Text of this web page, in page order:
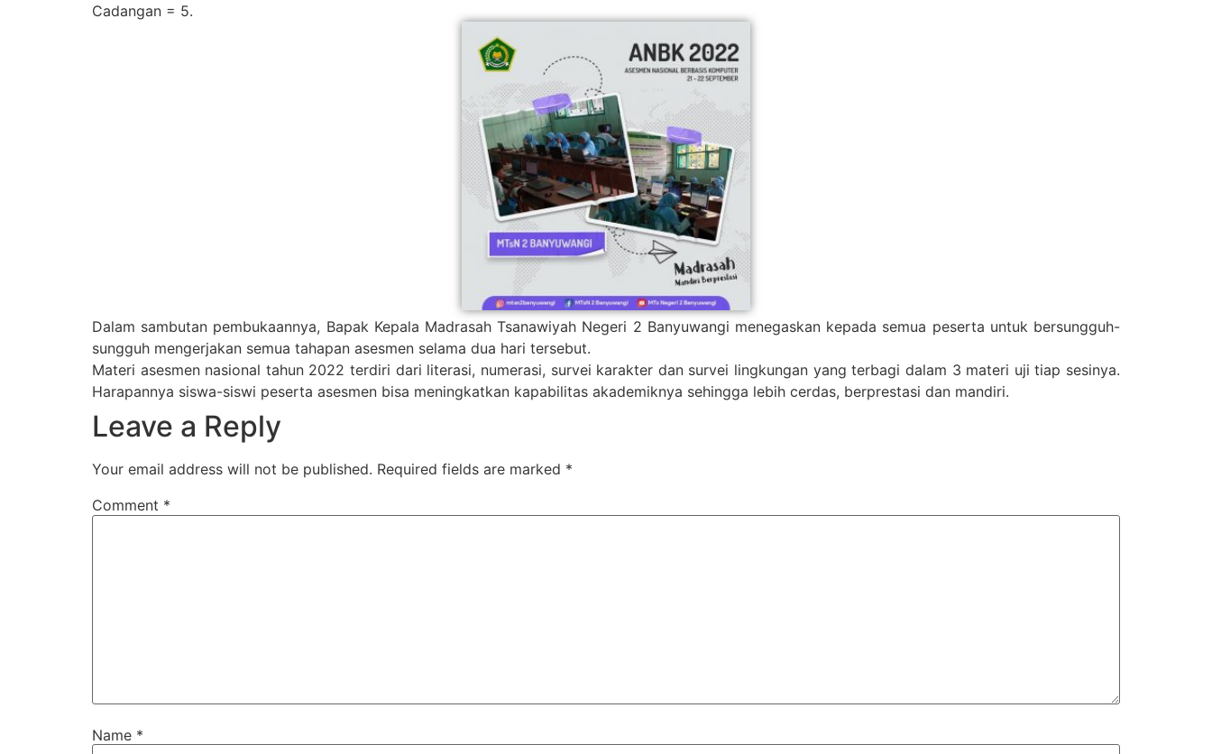
Cadangan = 5.
Dalam sambutan pembukaannya, Bapak Kepala Madrasah Tsanawiyah Negeri 2 Banyuwangi menegaskan kepada semua peserta untuk bersungguh-
sungguh mengerjakan semua tahapan asesmen selama dua hari tersebut.
Materi asesmen nasional tahun 2022 terdiri dari literasi, numerasi, survei karakter dan survei lingkungan yang terbagi dalam 3 materi uji tiap sesinya.
Harapannya siswa-siswi peserta asesmen bisa meningkatkan kapabilitas akademiknya sehingga lebih cerdas, berprestasi dan mandiri.
Leave a Reply
Your email address will not be published. Required fields are marked *
Comment *
Name *